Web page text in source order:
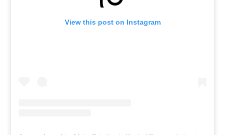
View this post on Instagram